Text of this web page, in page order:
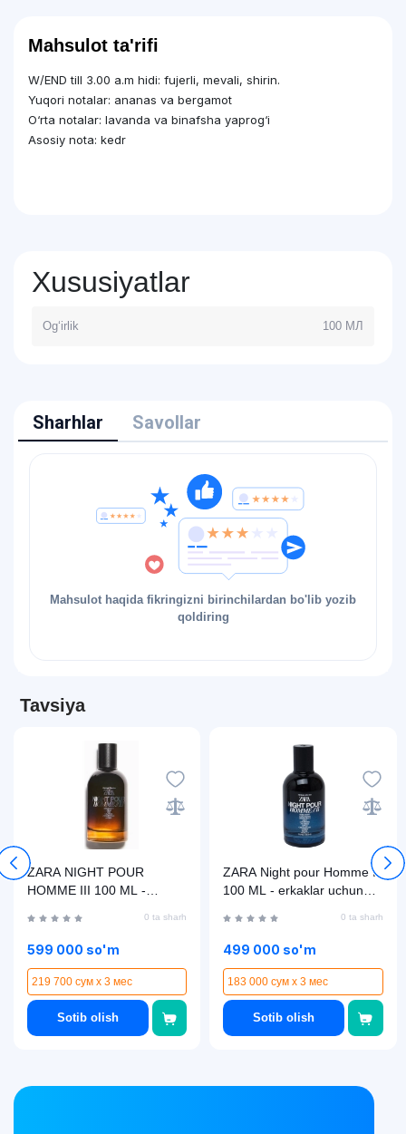
Mahsulot ta'rifi
W/END till 3.00 a.m hidi: fujerli, mevali, shirin.
Yuqori notalar: ananas va bergamot
O‘rta notalar: lavanda va binafsha yaprog‘i
Asosiy nota: kedr
Xususiyatlar
Og‘irlik 100 МЛ
Sharhlar Savollar
Mahsulot haqida fikringizni birinchilardan bo'lib yozib
qoldiring
Tavsiya
ZARA NIGHT POUR
HOMME III 100 ML -
xushbo'ylangan suv
0 ta sharh
599 000 so'm
219 700 сум x 3 мес
Sotib olish
ZARA Night pour Homme II
100 ML - erkaklar uchun
0 ta sharh
499 000 so'm
183 000 сум x 3 мес
Sotib olish